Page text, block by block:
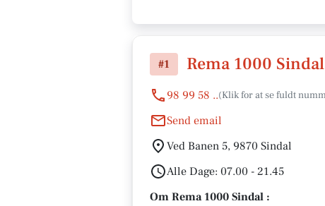
#1 Rema 1000 Sindal
98 99 58 ..
Send email
Ved Banen 5, 9870 Sindal
Alle Dage: 07.00 - 21.45
Om Rema 1000 Sindal :